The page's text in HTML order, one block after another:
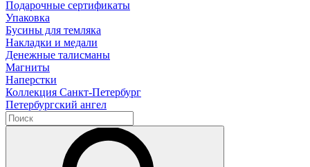
Подарочные сертификаты
Упаковка
Бусины для темляка
Накладки и медали
Денежные талисманы
Магниты
Наперстки
Коллекция Санкт-Петербург
Петербургский ангел